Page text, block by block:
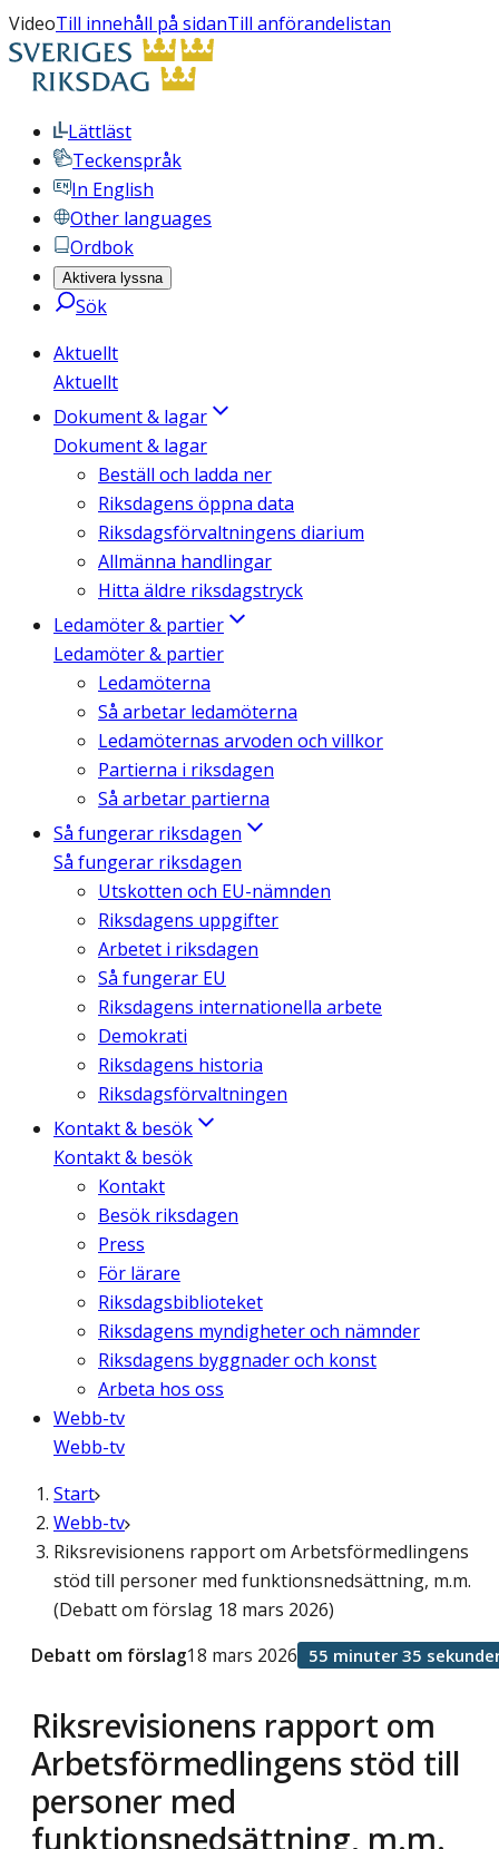
VideoTill innehåll på sidanTill anförandelistan
Lättläst
Teckenspråk
In English
Other languages
Ordbok
Aktivera lyssna
Sök
Aktuellt
Aktuellt
Dokument & lagar
Dokument & lagar
Beställ och ladda ner
Riksdagens öppna data
Riksdagsförvaltningens diarium
Allmänna handlingar
Hitta äldre riksdagstryck
Ledamöter & partier
Ledamöter & partier
Ledamöterna
Så arbetar ledamöterna
Ledamöternas arvoden och villkor
Partierna i riksdagen
Så arbetar partierna
Så fungerar riksdagen
Så fungerar riksdagen
Utskotten och EU-nämnden
Riksdagens uppgifter
Arbetet i riksdagen
Så fungerar EU
Riksdagens internationella arbete
Demokrati
Riksdagens historia
Riksdagsförvaltningen
Kontakt & besök
Kontakt & besök
Kontakt
Besök riksdagen
Press
För lärare
Riksdagsbiblioteket
Riksdagens myndigheter och nämnder
Riksdagens byggnader och konst
Arbeta hos oss
Webb-tv
Webb-tv
Start
Webb-tv
Riksrevisionens rapport om Arbetsförmedlingens
stöd till personer med funktionsnedsättning, m.m.
(Debatt om förslag 18 mars 2026)
Riksrevisionens rapport om
Arbetsförmedlingens stöd till
personer med
funktionsnedsättning, m.m.
Debatt om förslag18 mars 2026 55 minuter 35